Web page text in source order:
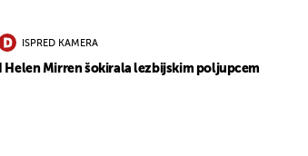
ISPRED KAMERA
I Helen Mirren šokirala lezbijskim poljupcem